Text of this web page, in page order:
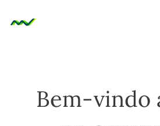
Bem-vindo